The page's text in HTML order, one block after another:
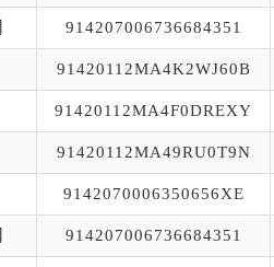
914207006736684351
91420112MA4K2WJ60B
91420112MA4F0DREXY
91420112MA49RU0T9N
9142070006350656XE
914207006736684351